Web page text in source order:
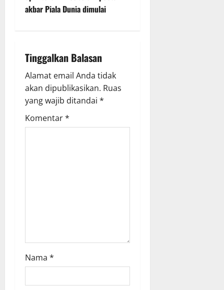
a
g
a
t
i
akbar Piala Dunia dimulai
Tinggalkan Balasan
Alamat email Anda tidak
akan dipublikasikan. Ruas
yang wajib ditandai *
Komentar*
Nama *